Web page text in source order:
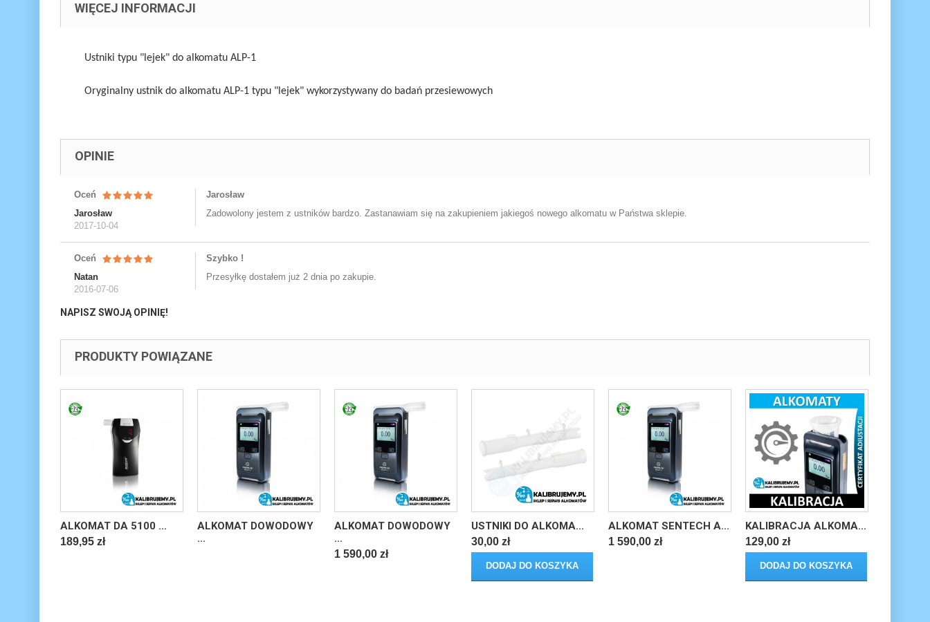
WIĘCEJ INFORMACJI
Ustniki typu "lejek" do alkomatu ALP-1
Oryginalny ustnik do alkomatu ALP-1 typu "lejek" wykorzystywany do badań przesiewowych
OPINIE
Oceń
Jarosław
2017-10-04
Jarosław
Zadowolony jestem z ustników bardzo. Zastanawiam się na zakupieniem jakiegoś nowego alkomatu w Państwa sklepie.
Oceń
Natan
2016-07-06
Szybko !
Przesyłkę dostałem już 2 dnia po zakupie.
NAPISZ SWOJĄ OPINIĘ!
PRODUKTY POWIĄZANE
ALKOMAT DA 5100 ...
189,95 zł
ALKOMAT DOWODOWY
...
ALKOMAT DOWODOWY
...
1 590,00 zł
USTNIKI DO ALKOMA...
30,00 zł
DODAJ DO KOSZYKA
ALKOMAT SENTECH A...
1 590,00 zł
KALIBRACJA ALKOMA...
129,00 zł
DODAJ DO KOSZYKA